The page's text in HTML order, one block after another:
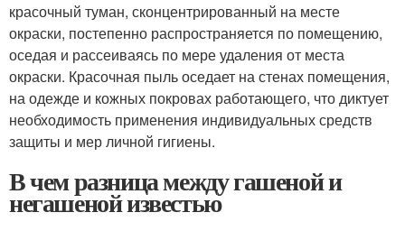
красочный туман, сконцентрированный на месте
окраски, постепенно распространяется по помещению,
оседая и рассеиваясь по мере удаления от места
окраски. Красочная пыль оседает на стенах помещения,
на одежде и кожных покровах работающего, что диктует
необходимость применения индивидуальных средств
защиты и мер личной гигиены.
В чем разница между гашеной и
негашеной известью